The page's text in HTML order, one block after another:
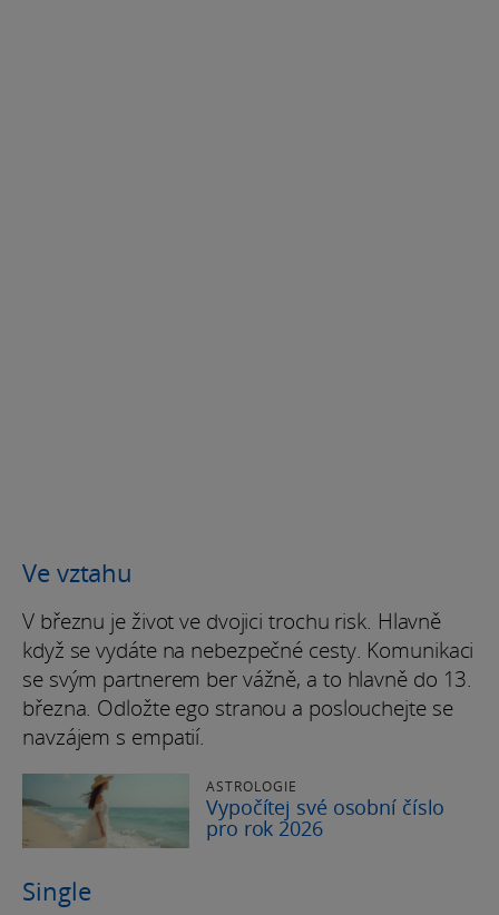
Ve vztahu
V březnu je život ve dvojici trochu risk. Hlavně
když se vydáte na nebezpečné cesty. Komunikaci
se svým partnerem ber vážně, a to hlavně do 13.
března. Odložte ego stranou a poslouchejte se
navzájem s empatií.
ASTROLOGIE
Vypočítej své osobní číslo
pro rok 2026
Single